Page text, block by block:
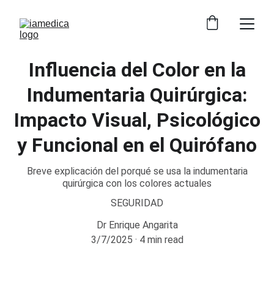
Influencia del Color en la
Indumentaria Quirúrgica:
Impacto Visual, Psicológico
y Funcional en el Quirófano
Breve explicación del porqué se usa la indumentaria
quirúrgica con los colores actuales
SEGURIDAD
Dr Enrique Angarita
3/7/2025
4 min read